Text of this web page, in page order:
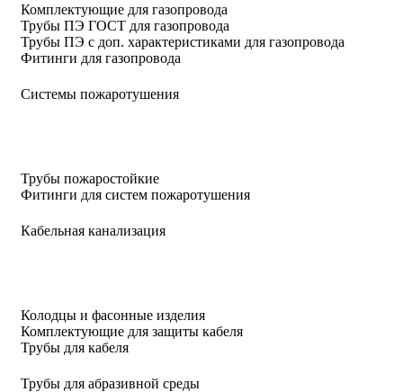
Комплектующие для газопровода
Трубы ПЭ ГОСТ для газопровода
Трубы ПЭ с доп. характеристиками для газопровода
Фитинги для газопровода
Системы пожаротушения
Трубы пожаростойкие
Фитинги для систем пожаротушения
Кабельная канализация
Колодцы и фасонные изделия
Комплектующие для защиты кабеля
Трубы для кабеля
Трубы для абразивной среды